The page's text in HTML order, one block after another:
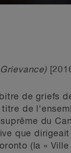
de griefs
de
du
que
(la «